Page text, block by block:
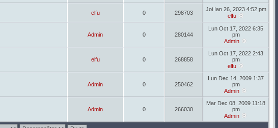
elfu 0 298703
Joi Ian 26, 2023 4:52 pm
elfu
Admin 0 280144
Lun Oct 17, 2022 6:35
pm
Admin
elfu 0 268858
Lun Oct 17, 2022 2:43
pm
elfu
Admin 0 250462
Lun Dec 14, 2009 1:37
pm
Admin
Admin 0 266030
Mar Dec 08, 2009 11:18
pm
Admin